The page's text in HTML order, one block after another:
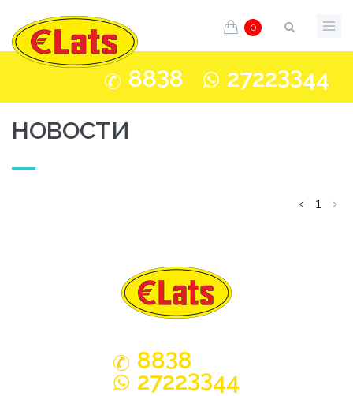
0
8838 27223344
HОВОСТИ
‹ 1 ›
8838
27223344